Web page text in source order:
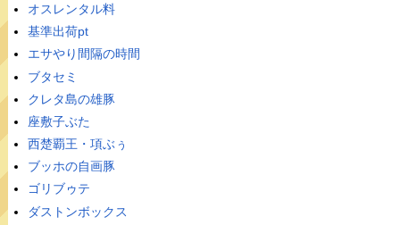
オスレンタル料
基準出荷pt
エサやり間隔の時間
ブタセミ
クレタ島の雄豚
座敷子ぶた
西楚覇王・項ぶぅ
ブッホの自画豚
ゴリブゥテ
ダストンボックス